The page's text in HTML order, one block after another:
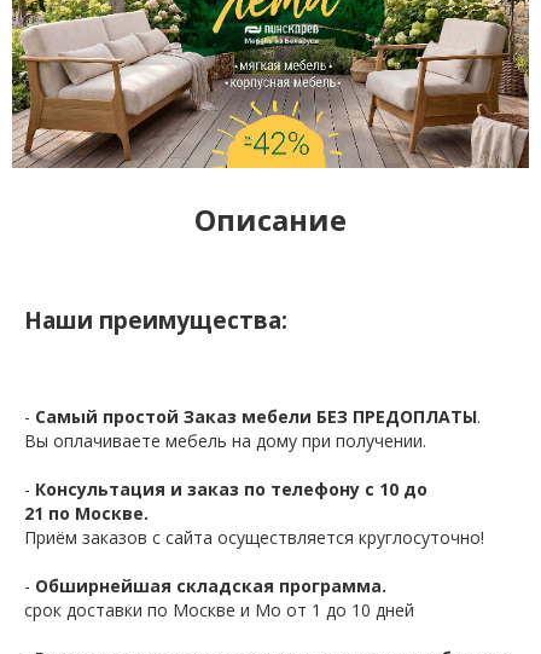
Описание
Наши преимущества:
- Самый простой Заказ мебели БЕЗ ПРЕДОПЛАТЫ.
Вы оплачиваете мебель на дому при получении.
- Консультация и заказ по телефону с 10 до
21 по Москве.
Приём заказов с сайта осуществляется круглосуточно!
- Обширнейшая складская программа.
срок доставки по Москве и Мо от 1 до 10 дней